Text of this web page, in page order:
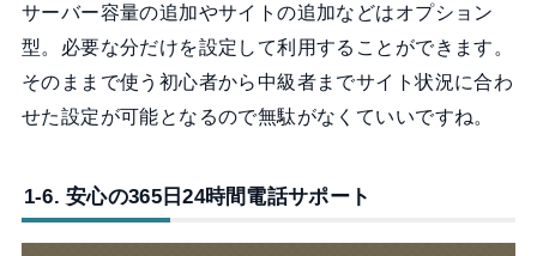
サーバー容量の追加やサイトの追加などはオプション
型。必要な分だけを設定して利用することができます。
そのままで使う初心者から中級者までサイト状況に合わ
せた設定が可能となるので無駄がなくていいですね。
1-6. 安心の365日24時間電話サポート